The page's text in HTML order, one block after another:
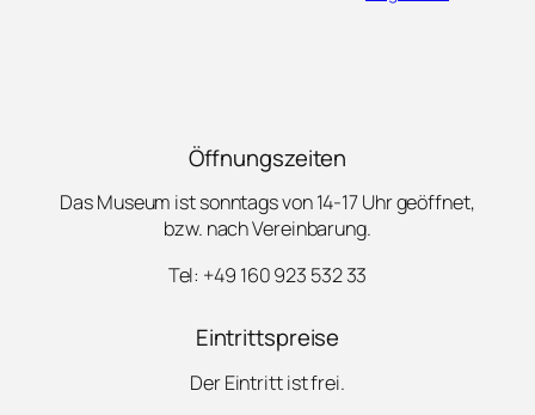
Öffnungszeiten
Das Museum ist sonntags von 14-17 Uhr geöffnet,
bzw. nach Vereinbarung.
Tel: +49 160 923 532 33
Eintrittspreise
Der Eintritt ist frei.